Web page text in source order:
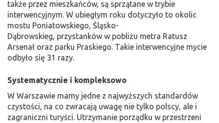
także przez mieszkańców, są sprzątane w trybie
interwencyjnym. W ubiegłym roku dotyczyło to okolic
mostu Poniatowskiego, Śląsko-
Dąbrowskieg, przystanków w pobliżu metra Ratusz
Arsenał oraz parku Praskiego. Takie interwencyjne mycie
odbyło się 31 razy.
Systematycznie i kompleksowo
W Warszawie mamy jedne z najwyższych standardów
czystości, na co zwracają uwagę nie tylko polscy, ale i
zagraniczni turyści. Utrzymanie porządku w przestrzeni